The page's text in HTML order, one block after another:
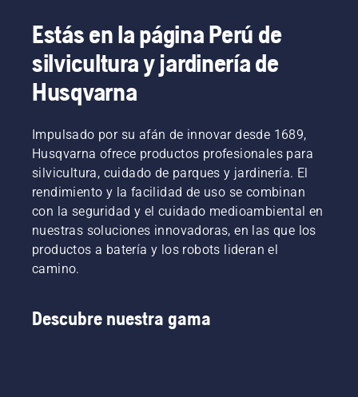
Estás en la página Perú de
silvicultura y jardinería de
Husqvarna
Impulsado por su afán de innovar desde 1689,
Husqvarna ofrece productos profesionales para
silvicultura, cuidado de parques y jardinería. El
rendimiento y la facilidad de uso se combinan
con la seguridad y el cuidado medioambiental en
nuestras soluciones innovadoras, en las que los
productos a batería y los robots lideran el
camino.
Descubre nuestra gama